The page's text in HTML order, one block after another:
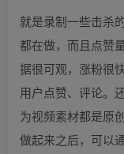
就是录制一些击杀
都在做，而且点赞
据很可观，涨粉很
用户点赞、评论。
为视频素材都是原
做起来之后，可以